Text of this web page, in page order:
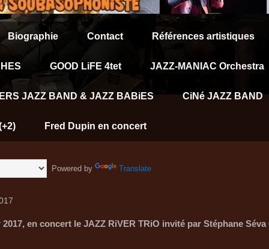
Biographie Contact Références artistiques
GOOD LiFE 4tet JAZZ-MANIAC Orchestra
JAZZ BAND & JAZZ BABiES CiNé JAZZ BAND
Fred Dupin en concert
Powered by Translate
en concert le JAZZ RiVER TRiO invité par Stéphane